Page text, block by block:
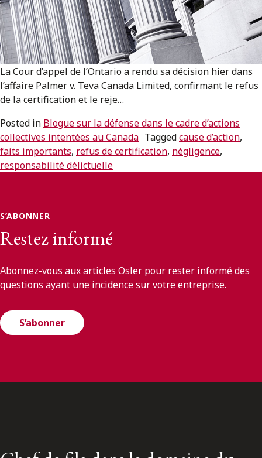
ENGLISH
S’abonner aux articles Osler
S’abonner
La Cour d’appel de l’Ontario a rendu sa décision hier dans
l’affaire Palmer v. Teva Canada Limited, confirmant le refus
de la certification et le reje…
Posted in Blogue sur la défense dans le cadre d’actions
collectives intentées au Canada Taggedcause d’action,
faits importants, refus de certification, négligence,
responsabilité délictuelle
S’ABONNER
Restez informé
Abonnez-vous aux articles Osler pour rester informé des
questions ayant une incidence sur votre entreprise.
S’abonner